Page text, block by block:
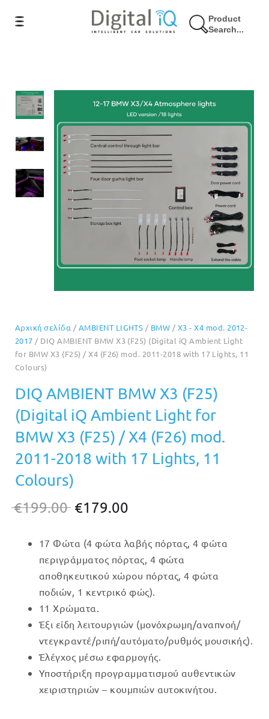
Product
Search...
10% Έκπτωση
Αρχική σελίδα / AMBIENT LIGHTS / BMW / X3 - X4 mod. 2012-
2017 / DIQ AMBIENT BMW X3 (F25) (Digital iQ Ambient Light
for BMW X3 (F25) / X4 (F26) mod. 2011-2018 with 17 Lights, 11
Colours)
DIQ AMBIENT BMW X3 (F25)
(Digital iQ Ambient Light for
BMW X3 (F25) / X4 (F26) mod.
2011-2018 with 17 Lights, 11
Colours)
€199.00 Original
was:
€199.00.
€179.00
τιμή
είναι:
€179.00.
17 Φώτα (4 φώτα λαβής πόρτας, 4 φώτα
περιγράμματος πόρτας, 4 φώτα
αποθηκευτικού χώρου πόρτας, 4 φώτα
ποδιών, 1 κεντρικό φώς).
11 Χρώματα.
Έξι είδη λειτουργιών (μονόχρωμη/αναπνοή/
ντεγκραντέ/ριπή/αυτόματο/ρυθμός μουσικής).
Έλέγχος μέσω εφαρμογής.
Υποστήριξη προγραμματισμού αυθεντικών
χειριστηριών – κουμπιών αυτοκινήτου.